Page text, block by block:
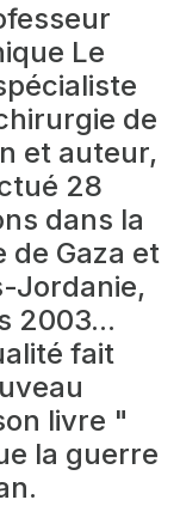
Le
de
et auteur,
28
dans la
de Gaza et
Jordanie,
2003...
fait
livre "
la guerre